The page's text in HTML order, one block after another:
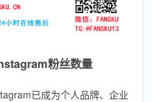
粉丝数量
已成为个人品牌、企业